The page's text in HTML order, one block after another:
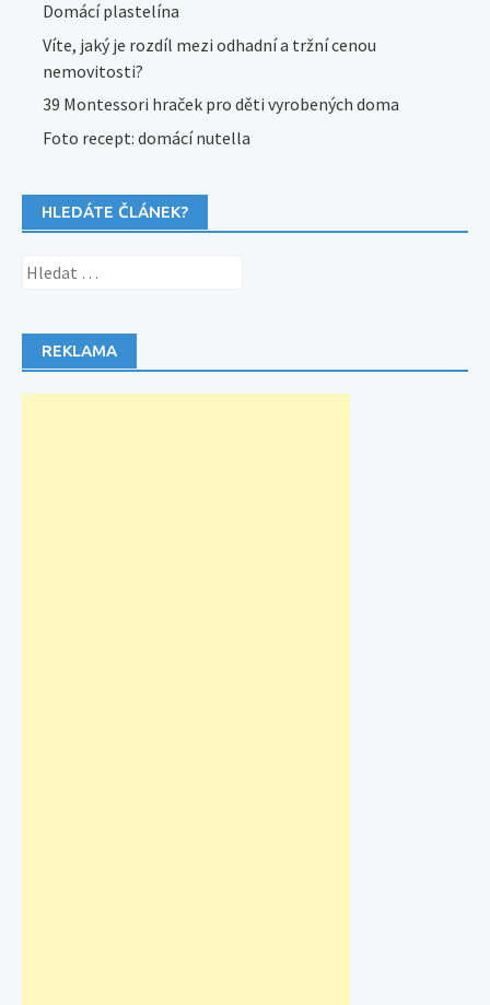
Domácí plastelína
Víte, jaký je rozdíl mezi odhadní a tržní cenou
nemovitosti?
39 Montessori hraček pro děti vyrobených doma
Foto recept: domácí nutella
HLEDÁTE ČLÁNEK?
Vyhledávání
REKLAMA